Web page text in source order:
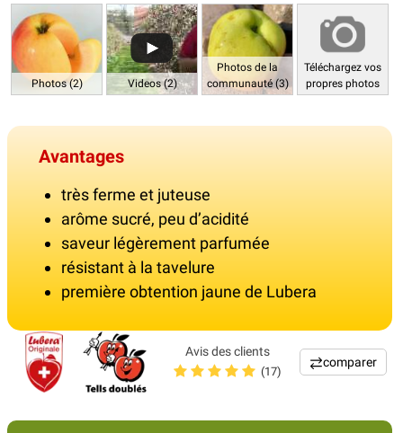
Photos (2) Videos (2)
Photos de la
communauté (3)
Téléchargez vos
propres photos
Avantages
très ferme et juteuse
arôme sucré, peu d’acidité
saveur légèrement parfumée
résistant à la tavelure
première obtention jaune de Lubera
Avis des clients
(17)
comparer